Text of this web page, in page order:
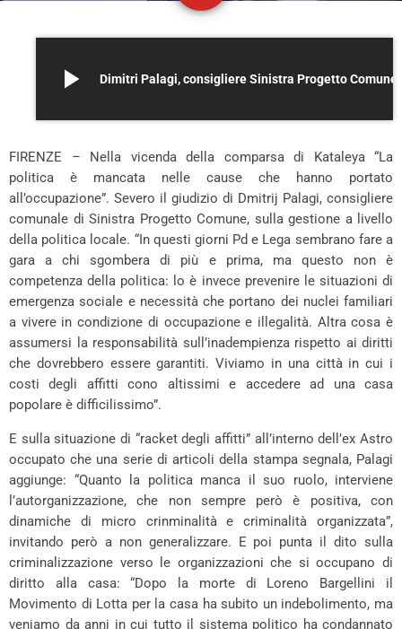
play_arrow
FIRENZE – Nella vicenda della comparsa di Kataleya “La
politica è mancata nelle cause che hanno portato
all’occupazione”. Severo il giudizio di Dmitrij Palagi, consigliere
comunale di Sinistra Progetto Comune, sulla gestione a livello
della politica locale. “In questi giorni Pd e Lega sembrano fare a
gara a chi sgombera di più e prima, ma questo non è
competenza della politica: lo è invece prevenire le situazioni di
emergenza sociale e necessità che portano dei nuclei familiari
a vivere in condizione di occupazione e illegalità. Altra cosa è
assumersi la responsabilità sull’inadempienza rispetto ai diritti
che dovrebbero essere garantiti. Viviamo in una città in cui i
costi degli affitti cono altissimi e accedere ad una casa
popolare è difficilissimo”.
E sulla situazione di “racket degli affitti” all’interno dell’ex Astro
occupato che una serie di articoli della stampa segnala, Palagi
aggiunge: “Quanto la politica manca il suo ruolo, interviene
l’autorganizzazione, che non sempre però è positiva, con
dinamiche di micro crinminalità e criminalità organizzata”,
invitando però a non generalizzare. E poi punta il dito sulla
criminalizzazione verso le organizzazioni che si occupano di
diritto alla casa: “Dopo la morte di Loreno Bargellini il
Movimento di Lotta per la casa ha subito un indebolimento, ma
veniamo da anni in cui tutto il sistema politico ha condannato